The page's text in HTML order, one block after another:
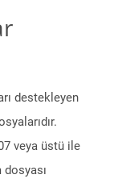
destekleyen
veya üstü ile